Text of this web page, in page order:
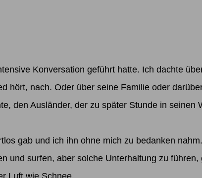
Konversation geführt hatte. Ich dachte
hört, nach. Oder über seine Familie oder
den Ausländer, der zu später Stunde in seinen
gab und ich ihn ohne mich zu bedanken nahm.
und surfen, aber solche Unterhaltung zu führen,
Luft wie Schnee.